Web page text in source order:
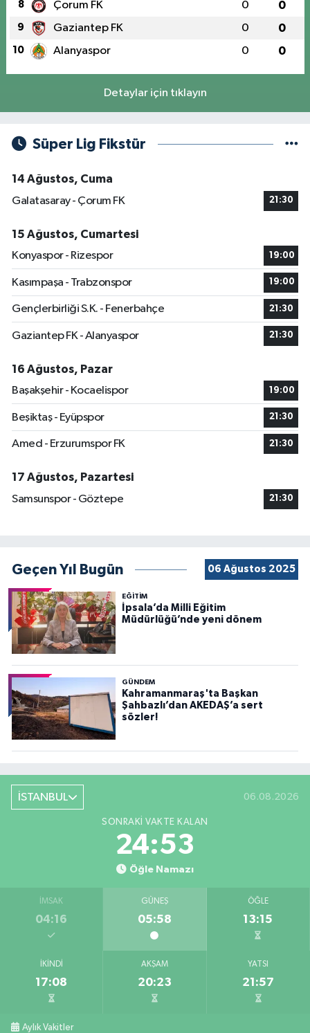
8 Çorum FK 0 0
9 Gaziantep FK 0 0
10 Alanyaspor 0 0
Detaylar için tıklayın
Süper Lig Fikstür
14 Ağustos, Cuma
Galatasaray - Çorum FK
21:30
15 Ağustos, Cumartesi
Konyaspor - Rizespor
19:00
Kasımpaşa - Trabzonspor 19:00
Gençlerbirliği S.K. - Fenerbahçe 21:30
Gaziantep FK - Alanyaspor 21:30
16 Ağustos, Pazar
Başakşehir - Kocaelispor
19:00
Beşiktaş - Eyüpspor 21:30
Amed - Erzurumspor FK 21:30
17 Ağustos, Pazartesi
Samsunspor - Göztepe
21:30
Geçen Yıl Bugün 06 Ağustos 2025
EĞİTİM
İpsala’da Milli Eğitim
Müdürlüğü’nde yeni dönem
GÜNDEM
Kahramanmaraş'ta Başkan
Şahbazlı’dan AKEDAŞ’a sert
sözler!
İSTANBUL 06.08.2026
SONRAKI VAKTE KALAN
24:51
Öğle Namazı
İMSAK
04:16
GÜNEŞ
05:58
ÖĞLE
13:15
İKINDI
17:08
AKŞAM
20:23
YATSI
21:57
Aylık Vakitler